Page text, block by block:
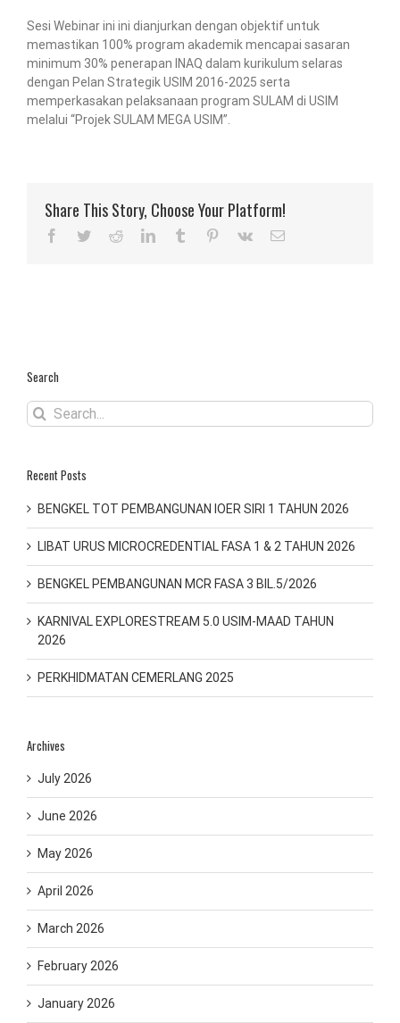
Sesi Webinar ini ini dianjurkan dengan objektif untuk
memastikan 100% program akademik mencapai sasaran
minimum 30% penerapan INAQ dalam kurikulum selaras
dengan Pelan Strategik USIM 2016-2025 serta
memperkasakan pelaksanaan program SULAM di USIM
melalui “Projek SULAM MEGA USIM”.
Share This Story, Choose Your Platform!
Facebook
TwitterRedditLinkedInTumblr Pinterest
Vk Email
Search
Search
for:
Recent Posts
BENGKEL TOT PEMBANGUNAN IOER SIRI 1 TAHUN 2026
LIBAT URUS MICROCREDENTIAL FASA 1 & 2 TAHUN 2026
BENGKEL PEMBANGUNAN MCR FASA 3 BIL.5/2026
KARNIVAL EXPLORESTREAM 5.0 USIM-MAAD TAHUN
2026
PERKHIDMATAN CEMERLANG 2025
Archives
July 2026
June 2026
May 2026
April 2026
March 2026
February 2026
January 2026